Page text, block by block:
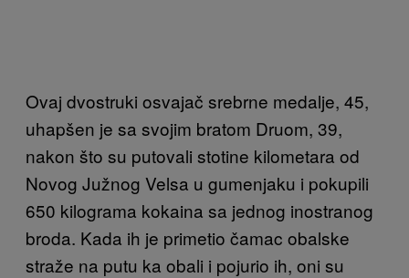
Ovaj dvostruki osvajač srebrne medalje, 45,
uhapšen je sa svojim bratom Druom, 39,
nakon što su putovali stotine kilometara od
Novog Južnog Velsa u gumenjaku i pokupili
650 kilograma kokaina sa jednog inostranog
broda. Kada ih je primetio čamac obalske
straže na putu ka obali i pojurio ih, oni su